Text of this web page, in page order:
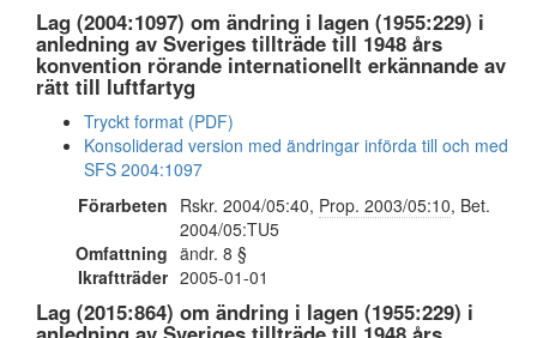
Lag (2004:1097) om ändring i lagen (1955:229) i
anledning av Sveriges tillträde till 1948 års
konvention rörande internationellt erkännande av
rätt till luftfartyg
Tryckt format (PDF)
Konsoliderad version med ändringar införda till och med
SFS 2004:1097
Förarbeten Rskr. 2004/05:40, Prop. 2003/05:10, Bet.
2004/05:TU5
Omfattning ändr. 8 §
Ikraftträder 2005-01-01
Lag (2015:864) om ändring i lagen (1955:229) i